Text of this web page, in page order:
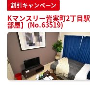
割引キャンペーン
Kマンスリー皆実町2丁目
部屋】(No.63519)